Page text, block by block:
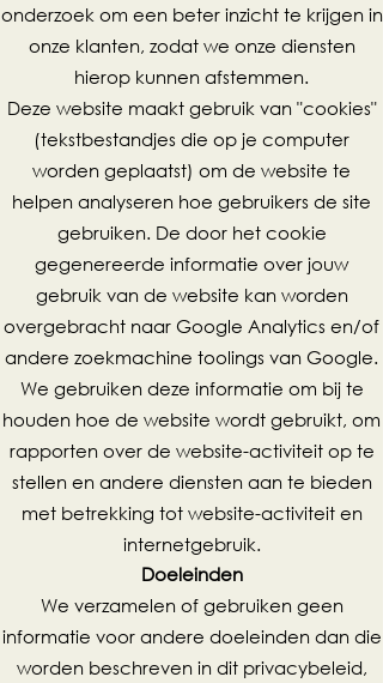
onderzoek om een beter inzicht te krijgen in
onze klanten, zodat we onze diensten
hierop kunnen afstemmen.
Deze website maakt gebruik van "cookies"
(tekstbestandjes die op je computer
worden geplaatst) om de website te
helpen analyseren hoe gebruikers de site
gebruiken. De door het cookie
gegenereerde informatie over jouw
gebruik van de website kan worden
overgebracht naar Google Analytics en/of
andere zoekmachine toolings van Google.
We gebruiken deze informatie om bij te
houden hoe de website wordt gebruikt, om
rapporten over de website-activiteit op te
stellen en andere diensten aan te bieden
met betrekking tot website-activiteit en
internetgebruik.
Doeleinden
We verzamelen of gebruiken geen
informatie voor andere doeleinden dan die
worden beschreven in dit privacybeleid,